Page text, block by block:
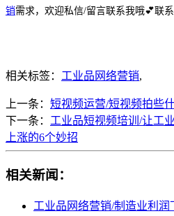
销需求，欢迎私信/留言联系我哦💕联
相关标签： 工业品网络营销,
上一条： 短视频运营/短视频拍些
下一条： 工业品短视频培训/让工
上涨的6个妙招
相关新闻：
工业品网络营销/制造业利